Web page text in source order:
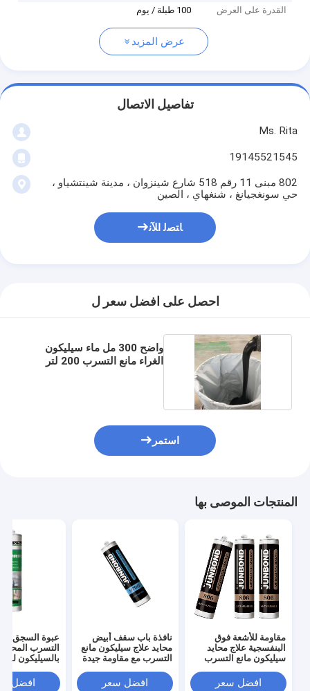
القدرة على العرض
100 طبلة / يوم
عرض المزيد
تفاصيل الاتصال
Ms. Rita
19145521545
802 مبنى 11 رقم 518 شارع شينزوان ، مدينة شينتشياو ،
حي سونغجيانغ ، شنغهاي ، الصين
ﺎﺘﺼﻟ ﺍﻶﻧ
احصل على افضل سعر ل
واضح 300 مل ماء سيليكون
الغراء مانع التسرب 200 لتر
استمر
المنتجات الموصى بها
مقاومة للأشعة فوق
البنفسجية علاج محايد
سيليكون مانع التسرب
600 مل / 200 لتر
افضل سعر
نافذة باب سقف أبيض
محايد علاج سيليكون مانع
التسرب مع مقاومة جيدة
افضل سعر
عبوة السجق
التسرب المحايد
افضل